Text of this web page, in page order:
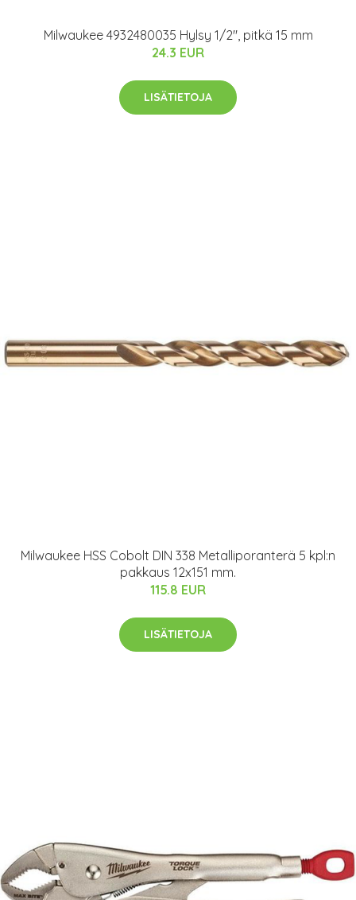
Milwaukee 4932480035 Hylsy 1/2", pitkä 15 mm
24.3 EUR
LISÄTIETOJA
Milwaukee HSS Cobolt DIN 338 Metalliporanterä 5 kpl:n
pakkaus 12x151 mm.
115.8 EUR
LISÄTIETOJA